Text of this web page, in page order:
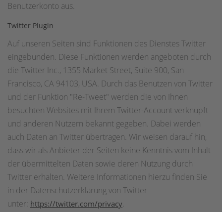
Benutzerkonto aus.
Twitter Plugin
Auf unseren Seiten sind Funktionen des Dienstes Twitter
eingebunden. Diese Funktionen werden angeboten durch
die Twitter Inc., 1355 Market Street, Suite 900, San
Francisco, CA 94103, USA. Durch das Benutzen von Twitter
und der Funktion "Re-Tweet" werden die von Ihnen
besuchten Websites mit Ihrem Twitter-Account verknüpft
und anderen Nutzern bekannt gegeben. Dabei werden
auch Daten an Twitter übertragen. Wir weisen darauf hin,
dass wir als Anbieter der Seiten keine Kenntnis vom Inhalt
der übermittelten Daten sowie deren Nutzung durch
Twitter erhalten. Weitere Informationen hierzu finden Sie
in der Datenschutzerklärung von Twitter
unter: https://twitter.com/privacy.